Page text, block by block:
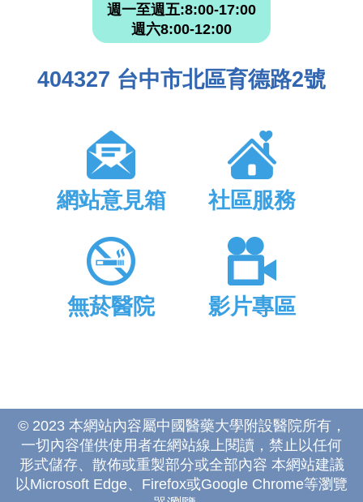
週一至週五:8:00-17:00
週六8:00-12:00
404327 台中市北區育德路2號
網站意見箱 社區服務
無菸醫院 影片專區
© 2023 本網站內容屬中國醫藥大學附設醫院所有，
一切內容僅供使用者在網站線上閱讀，禁止以任何
形式儲存、散佈或重製部分或全部內容 本網站建議
以Microsoft Edge、Firefox或Google Chrome等瀏覽